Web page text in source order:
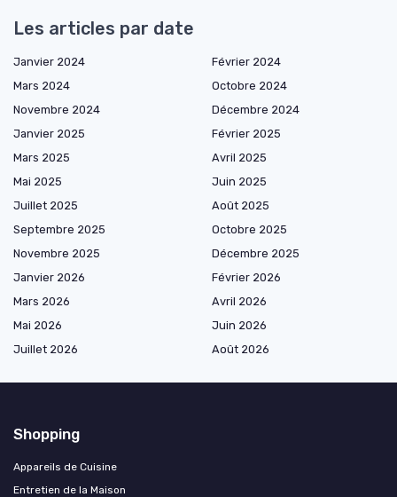
Les articles par date
Janvier 2024
Février 2024
Mars 2024
Octobre 2024
Novembre 2024
Décembre 2024
Janvier 2025
Février 2025
Mars 2025
Avril 2025
Mai 2025
Juin 2025
Juillet 2025
Août 2025
Septembre 2025
Octobre 2025
Novembre 2025
Décembre 2025
Janvier 2026
Février 2026
Mars 2026
Avril 2026
Mai 2026
Juin 2026
Juillet 2026
Août 2026
Shopping
Appareils de Cuisine
Entretien de la Maison